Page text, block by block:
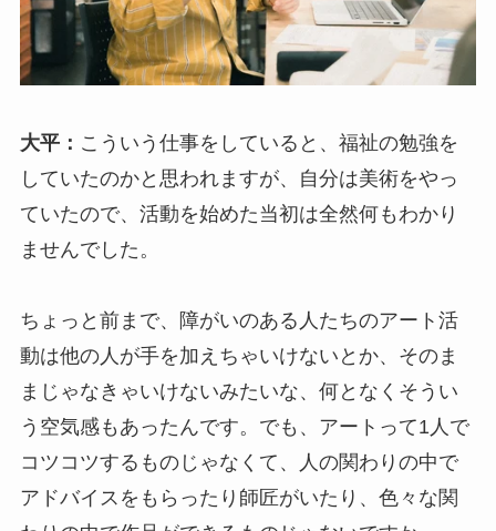
大平： こういう仕事をしていると、福祉の勉強を
していたのかと思われますが、自分は美術をやっ
ていたので、活動を始めた当初は全然何もわかり
ませんでした。
ちょっと前まで、障がいのある人たちのアート活
動は他の人が手を加えちゃいけないとか、そのま
まじゃなきゃいけないみたいな、何となくそうい
う空気感もあったんです。でも、アートって1人で
コツコツするものじゃなくて、人の関わりの中で
アドバイスをもらったり師匠がいたり、色々な関